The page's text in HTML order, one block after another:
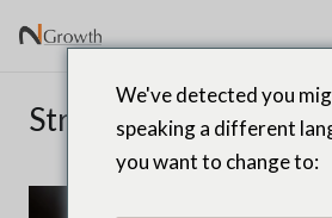
Strategie
We've detected you
speaking a different
you want to change to: